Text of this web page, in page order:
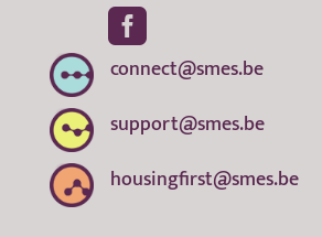

connect@smes.be
support@smes.be
housingfirst@smes.be